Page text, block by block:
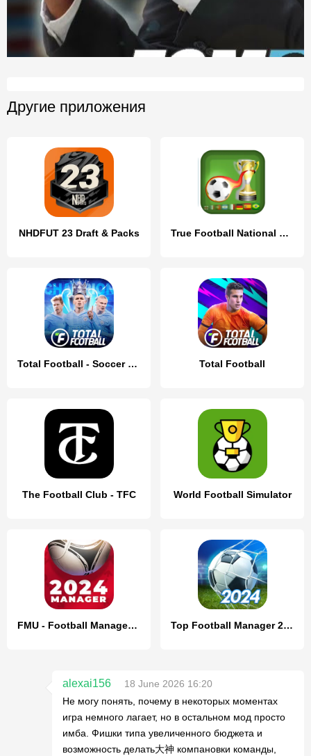
Другие приложения
NHDFUT 23 Draft & Packs True Football National Manager
Total Football - Soccer Game Total Football
The Football Club - TFC World Football Simulator
FMU - Football Manager Game Top Football Manager 2024
alexai156
18 June 2026 16:20
Не могу понять, почему в некоторых моментах
игра немного лагает, но в остальном мод просто
имба. Фишки типа увеличенного бюджета и
возможность делать大神 компановки команды,